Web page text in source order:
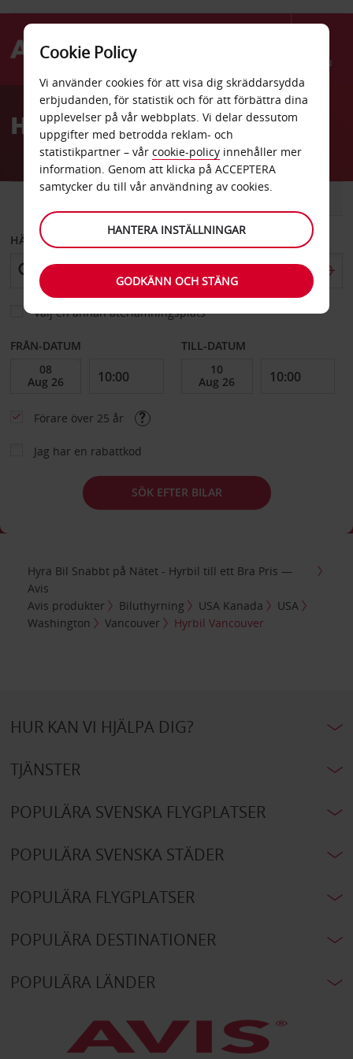
Menu
AvisHyrbil Vancouver
BIL
HÄMTA FRÅN
Välj en annan återlämningsplats
FRÅN-DATUM TILL-DATUM
Förare över 25 år
Jag har en rabattkod
SÖK EFTER BILAR
Hyra Bil Snabbt på Nätet - Hyrbil till ett Bra Pris —
Avis
Avis produkter
Biluthyrning USA Kanada
USA
Washington
Vancouver Hyrbil Vancouver
HUR KAN VI HJÄLPA DIG?
TJÄNSTER
POPULÄRA SVENSKA FLYGPLATSER
POPULÄRA SVENSKA STÄDER
POPULÄRA FLYGPLATSER
POPULÄRA DESTINATIONER
POPULÄRA LÄNDER
Cookie Policy
Vi använder cookies för att visa dig skräddarsydda
erbjudanden, för statistik och för att förbättra dina
upplevelser på vår webbplats. Vi delar dessutom
uppgifter med betrodda reklam- och
statistikpartner – vår cookie-policy innehåller mer
information. Genom att klicka på ACCEPTERA
samtycker du till vår användning av cookies.
HANTERA INSTÄLLNINGAR
GODKÄNN OCH STÄNG